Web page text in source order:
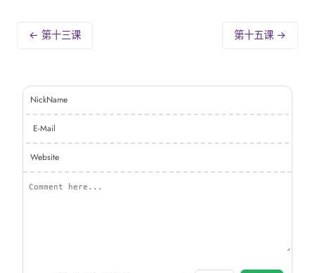
← 第十三课 第十五课 →
NickName
E-Mail
Website